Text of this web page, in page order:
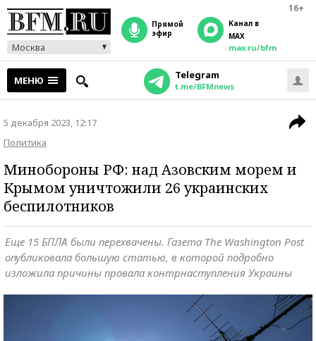
16+
Москва
прямой
эфир
Канал в
MAX
max.ru/bfm
МЕНЮ Telegram
t.me/BFMnews
5 декабря 2023, 12:17
Политика
Минобороны РФ: над Азовским морем и
Крымом уничтожили 26 украинских
беспилотников
Еще 15 БПЛА были перехвачены. Газета The Washington Post
опубликовала большую статью, в которой подробно
изложила причины провала контрнаступления Украины